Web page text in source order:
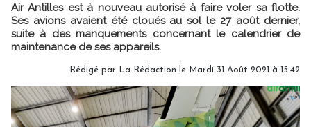
Air Antilles est à nouveau autorisé à faire voler sa flotte.
Ses avions avaient été cloués au sol le 27 août dernier,
suite à des manquements concernant le calendrier de
maintenance de ses appareils.
Rédigé par La Rédaction le Mardi 31 Août 2021 à 15:42